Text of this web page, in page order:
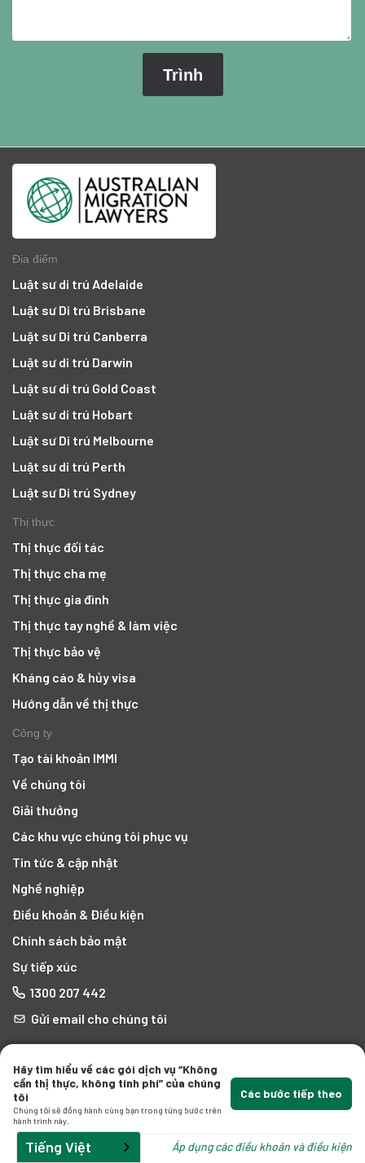
Địa điểm
Luật sư di trú Adelaide
Luật sư Di trú Brisbane
Luật sư Di trú Canberra
Luật sư di trú Darwin
Luật sư di trú Gold Coast
Luật sư di trú Hobart
Luật sư Di trú Melbourne
Luật sư di trú Perth
Luật sư Di trú Sydney
Thị thực
Thị thực đối tác
Thị thực cha mẹ
Thị thực gia đình
Thị thực tay nghề & làm việc
Thị thực bảo vệ
Kháng cáo & hủy visa
Hướng dẫn về thị thực
Công ty
Tạo tài khoản IMMI
Về chúng tôi
Giải thưởng
Các khu vực chúng tôi phục vụ
Tin tức & cập nhật
Nghề nghiệp
Điều khoản & Điều kiện
Chính sách bảo mật
Sự tiếp xúc
1300 207 442
Gửi email cho chúng tôi
Hãy tìm hiểu về các gói dịch vụ “Không
cần thị thực, không tính phí” của chúng
tôi
Chúng tôi sẽ đồng hành cùng bạn trong từng bước trên
hành trình này.
Các bước tiếp theo
Áp dụng các điều khoản và điều kiện
Tiếng Việt